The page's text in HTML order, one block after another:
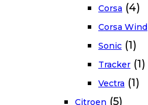
Corsa (4)
Corsa Wind
Sonic (1)
Tracker (1)
Vectra (1)
Citroen (5)